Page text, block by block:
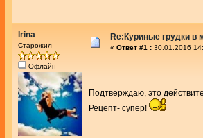
Irina
Старожил
Офлайн
Re:Куриные грудки в
« Ответ #1 : 30.01.2016
Подтверждаю, это
Рецепт- супер!